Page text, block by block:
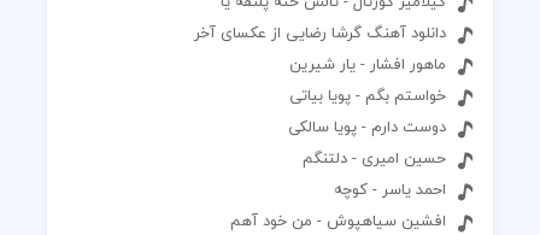
دانلود آهنگ گرشا رضایی از عکسای آخر
ماهور افشار - یار شیرین
خواستم بگم - پویا بیاتی
دوست دارم - پویا سالکی
حسین امیری - دلتنگم
احمد یاسر - کوچه
افشین سیاهپوش - من خود آهم